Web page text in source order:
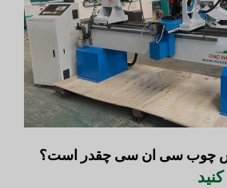
چوب سی ان سی چقدر است؟